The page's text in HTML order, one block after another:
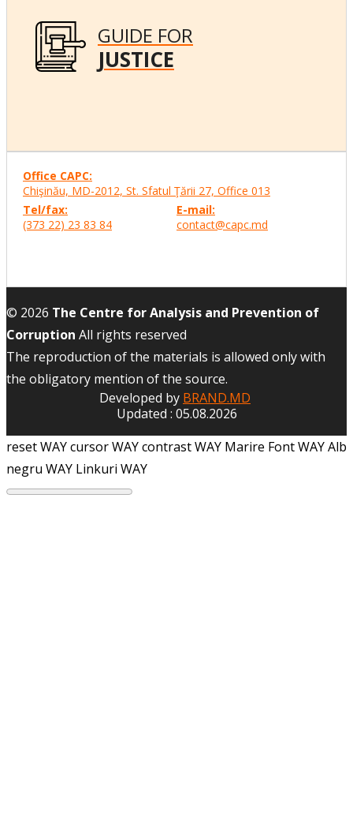
GUIDE FOR
JUSTICE
Office CAPC:
Chişinău, MD-2012, St. Sfatul Ţării 27, Office 013
Tel/fax:
(373 22) 23 83 84
E-mail:
contact@capc.md
© 2026 The Centre for Analysis and Prevention of
Corruption All rights reserved
The reproduction of the materials is allowed only with
the obligatory mention of the source.
Developed by BRAND.MD
Updated : 05.08.2026
reset WAYcursor WAYcontrast WAY Marire Font WAYAlb
negru WAY Linkuri WAY